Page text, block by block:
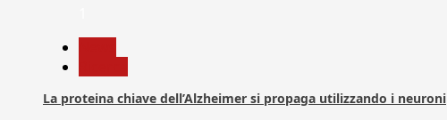
La proteina chiave dell’Alzheimer si propaga utilizzando i neuroni